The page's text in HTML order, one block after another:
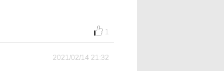
1
2021/02/14 21:32